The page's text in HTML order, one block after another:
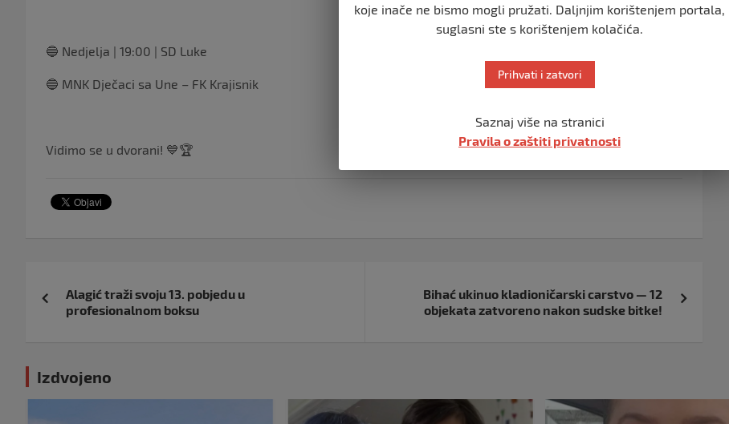
🔵 Nedjelja | 19:00 | SD Luke
🔵 MNK Dječaci sa Une – FK Krajisnik
Vidimo se u dvorani! 💙🏆
objava
Alagić traži svoju 13. pobjedu u
profesionalnom boksu
Bihać ukinuo kladioničarski carstvo — 12
objekata zatvoreno nakon sudske bitke!
Izdvojeno
koje inače ne bismo mogli pružati. Daljnjim korištenjem portala,
suglasni ste s korištenjem kolačića.
Prihvati i zatvori
Saznaj više na stranici
Pravila o zaštiti privatnosti